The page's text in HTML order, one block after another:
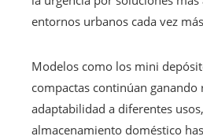
entornos urbanos cada vez
Modelos como los mini
compactas continúan ganando
adaptabilidad a diferentes
almacenamiento doméstico